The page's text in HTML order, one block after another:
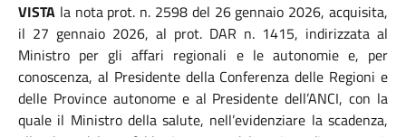
VISTA la nota prot. n. 2598 del 26 gennaio 2026, acquisita,
il 27 gennaio 2026, al prot. DAR n. 1415, indirizzata al
Ministro per gli affari regionali e le autonomie e, per
conoscenza, al Presidente della Conferenza delle Regioni e
delle Province autonome e al Presidente dell’ANCI, con la
quale il Ministro della salute, nell’evidenziare la scadenza,